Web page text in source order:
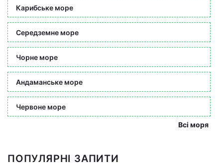
Карибське море
Середземне море
Чорне море
Андаманське море
Червоне море
Всі моря
ПОПУЛЯРНІ ЗАПИТИ